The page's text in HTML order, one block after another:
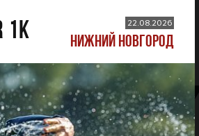
1K 22.08.2026
НИЖНИЙ НОВГОРОД